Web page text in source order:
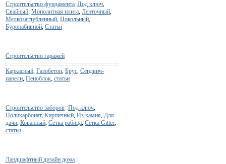
Строительство фундамента Под ключ,
Свайный, Монолитная плита, Ленточный,
Мелкозаглубленный, Цокольный,
Буронабивной, Статьи
Строительство гаражей
Каркасный, Газобетон, Брус, Сендвич-
панели, Пеноблок, статьи
Строительство заборов Под ключ,
Поликарбонат, Кирпичный, Из камня, Для
дачи, Кованный, Сетка рабица, Сетка Gitter,
статьи
Ландшафтный дизайн дома